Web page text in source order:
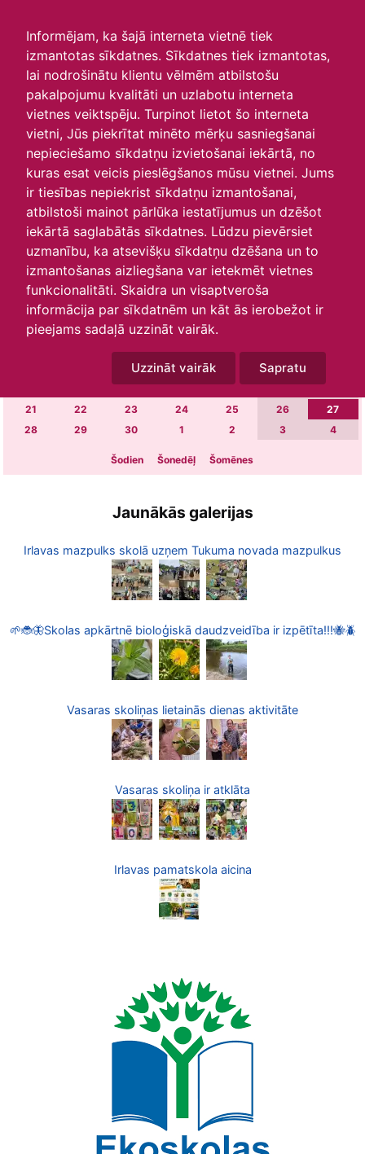
Informējam, ka šajā interneta vietnē tiek
izmantotas sīkdatnes. Sīkdatnes tiek izmantotas,
lai nodrošinātu klientu vēlmēm atbilstošu
pakalpojumu kvalitāti un uzlabotu interneta
vietnes veiktspēju. Turpinot lietot šo interneta
vietni, Jūs piekrītat minēto mērķu sasniegšanai
nepieciešamo sīkdatņu izvietošanai iekārtā, no
kuras esat veicis pieslēgšanos mūsu vietnei. Jums
ir tiesības nepiekrist sīkdatņu izmantošanai,
atbilstoši mainot pārlūka iestatījumus un dzēšot
iekārtā saglabātās sīkdatnes. Lūdzu pievērsiet
uzmanību, ka atsevišķu sīkdatņu dzēšana un to
izmantošanas aizliegšana var ietekmēt vietnes
funkcionalitāti. Skaidra un visaptveroša
informācija par sīkdatnēm un kāt ās ierobežot ir
pieejams sadaļā uzzināt vairāk.
Uzzināt vairāk Sapratu
Skats :
Aktuālie
Šodien Šonedēļ
Šomēnes
Arhīvs
O T S
9 10 12
16 17 18 19
21
22 23 24 25 26
27
28
29 30 1 2 3 4
Šodien Šonedēļ Šomēnes
Jaunākās galerijas
Irlavas mazpulks skolā uzņem Tukuma novada mazpulkus
🌱🐞🦋Skolas apkārtnē bioloģiskā daudzveidība ir izpētīta!!!🐝🪲
Vasaras skoliņas lietainās dienas aktivitāte
Vasaras skoliņa ir atklāta
Irlavas pamatskola aicina